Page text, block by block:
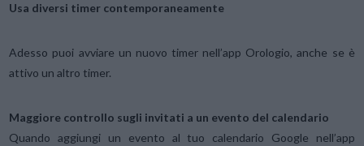
Usa diversi timer contemporaneamente
Adesso puoi avviare un nuovo timer nell’app Orologio, anche se è
attivo un altro timer.
Maggiore controllo sugli invitati a un evento del calendario
Quando aggiungi un evento al tuo calendario Google nell’app